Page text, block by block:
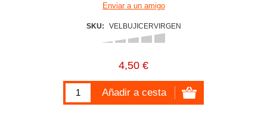
SKU: VELBUJICERVIRGEN
4,50 €